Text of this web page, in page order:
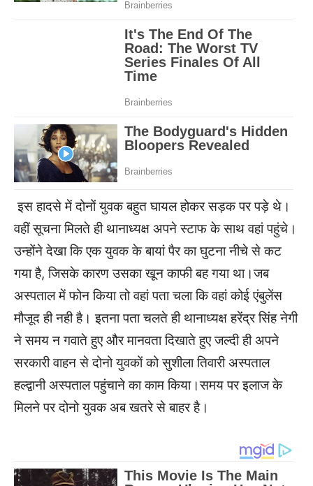
इस हादसे में दोनों युवक बहुत घायल होकर सड़क पर पड़े थे।
वहीं सूचना मिलते ही थानाध्यक्ष अपने स्टाफ के साथ वहां पहुंचे।
उन्होंने देखा कि एक युवक के बायां पैर का घुटना नीचे से कट
गया है, जिसके कारण उसका खून काफी बह गया था।जब
अस्पताल में फोन किया तो वहां पता चला कि वहां कोई एंबुलेंस
मौजूद ही नही है। इतना पता चलते ही थानाध्यक्ष हरेंद्र सिंह नेगी
ने समय न गवाते हुए और मानवता दिखाते हुए जल्दी ही अपने
सरकारी वाहन से दोनो युवकों को सुशीला तिवारी अस्पताल
हल्द्वानी अस्पताल पहुंचाने का काम किया।समय पर इलाज के
मिलने पर दोनो युवक अब खतरे से बाहर है।